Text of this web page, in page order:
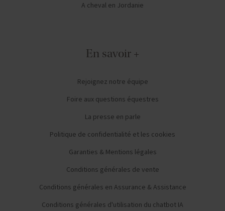
A cheval en Jordanie
En savoir +
Rejoignez notre équipe
Foire aux questions équestres
La presse en parle
Politique de confidentialité et les cookies
Garanties & Mentions légales
Conditions générales de vente
Conditions générales en Assurance & Assistance
Conditions générales d'utilisation du chatbot IA